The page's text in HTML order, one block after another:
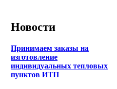
Новости
Принимаем заказы на
изготовление
индивидуальных тепловых
пунктов ИТП